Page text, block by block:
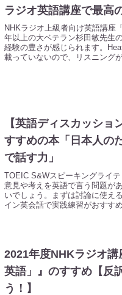
ラジオ英語講座で最高
NHKラジオ上級者向け英語講座
年以上の大ベテラン杉田敏先生
経験の豊さが感じられます。
載っていないので、リスニング
【英語ディスカッシ
すすめの本「日本人の
で話す力」
TOEIC S&Wスピーキングライ
意見や考えを英語で言う問題が
いでしょう。まずは討論に使え
イン英会話で実践練習がおすすめ
2021年度NHKラジオ
英語」』のすすめ【反
う！】